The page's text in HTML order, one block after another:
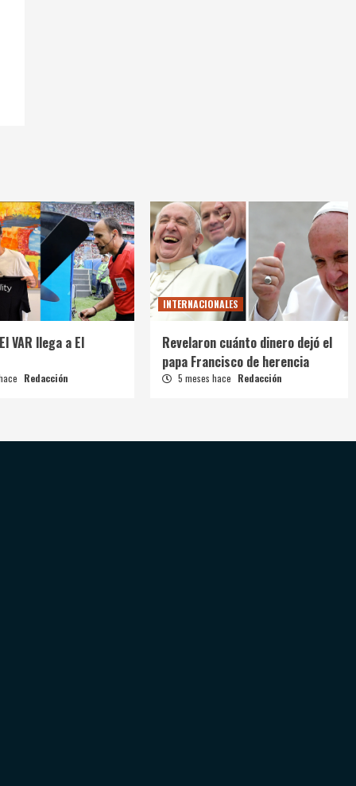
VAR llega a El
Redacción
INTERNACIONALES
Revelaron cuánto dinero dejó el
papa Francisco de herencia
5 meses hace Redacción